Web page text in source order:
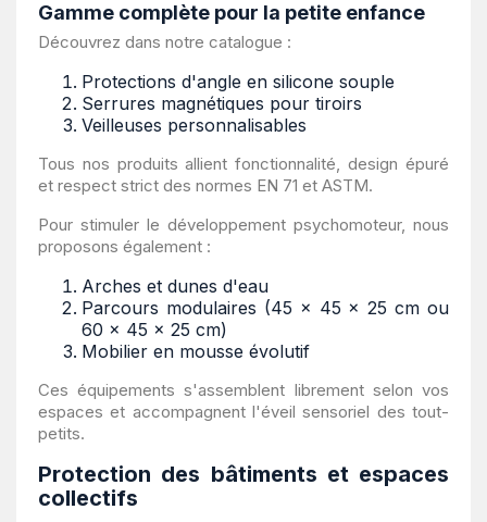
Gamme complète pour la petite enfance
Découvrez dans notre catalogue :
Protections d'angle en silicone souple
Serrures magnétiques pour tiroirs
Veilleuses personnalisables
Tous nos produits allient fonctionnalité, design épuré
et respect strict des normes EN 71 et ASTM.
Pour stimuler le développement psychomoteur, nous
proposons également :
Arches et dunes d'eau
Parcours modulaires (45 × 45 × 25 cm ou
60 × 45 × 25 cm)
Mobilier en mousse évolutif
Ces équipements s'assemblent librement selon vos
espaces et accompagnent l'éveil sensoriel des tout-
petits.
Protection des bâtiments et espaces
collectifs